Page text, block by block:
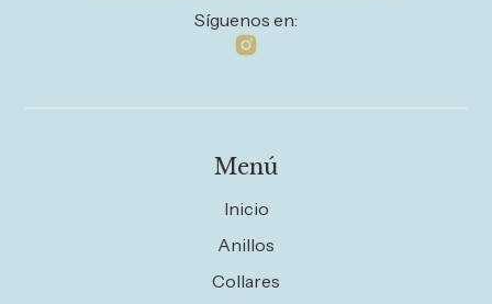
Síguenos en:
Menú
Inicio
Anillos
Collares